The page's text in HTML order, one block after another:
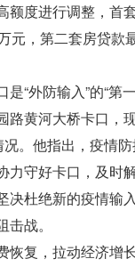
额度进行调整，首
元，第二套房贷款
“外防输入”的“第
路黄河大桥卡口，
况。他指出，疫情
力守好卡口，及时
决杜绝新的疫情输
战。
复，拉动经济增